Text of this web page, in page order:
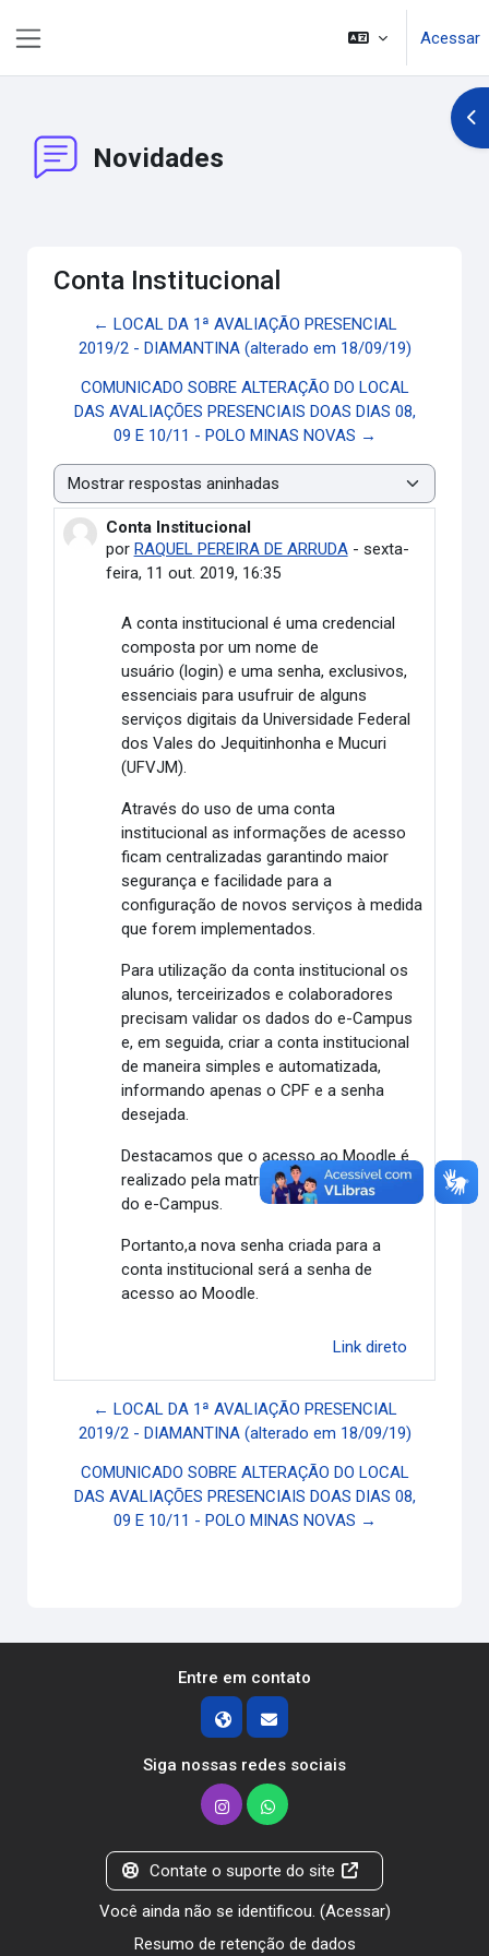
Acessar
Novidades
Conta Institucional
← LOCAL DA 1ª AVALIAÇÃO PRESENCIAL
2019/2 - DIAMANTINA (alterado em 18/09/19)
COMUNICADO SOBRE ALTERAÇÃO DO LOCAL
DAS AVALIAÇÕES PRESENCIAIS DOAS DIAS 08,
09 E 10/11 - POLO MINAS NOVAS →
Modo de visualização
Conta Institucional
por RAQUEL PEREIRA DE ARRUDA- sexta-
feira, 11 out. 2019, 16:35
Número de respostas: 0
A conta institucional é uma credencial
composta por um nome de
usuário (login) e uma senha, exclusivos,
essenciais para usufruir de alguns
serviços digitais da Universidade Federal
dos Vales do Jequitinhonha e Mucuri
(UFVJM).
Através do uso de uma conta
institucional as informações de acesso
ficam centralizadas garantindo maior
segurança e facilidade para a
configuração de novos serviços à medida
que forem implementados.
Para utilização da conta institucional os
alunos, terceirizados e colaboradores
precisam validar os dados do e-Campus
e, em seguida, criar a conta institucional
de maneira simples e automatizada,
informando apenas o CPF e a senha
desejada.
Destacamos que o acesso ao Moodle é
realizado pela matrícula e mesma senha
do e-Campus.
Portanto,a nova senha criada para a
conta institucional será a senha de
acesso ao Moodle.
Link direto
← LOCAL DA 1ª AVALIAÇÃO PRESENCIAL
2019/2 - DIAMANTINA (alterado em 18/09/19)
COMUNICADO SOBRE ALTERAÇÃO DO LOCAL
DAS AVALIAÇÕES PRESENCIAIS DOAS DIAS 08,
09 E 10/11 - POLO MINAS NOVAS →
Entre em contato
Siga nossas redes sociais
Contate o suporte do site
Você ainda não se identificou. (Acessar)
Resumo de retenção de dados